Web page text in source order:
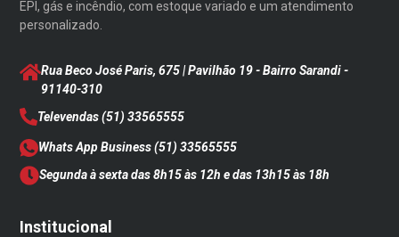
EPI, gás e incêndio, com estoque variado e um atendimento
personalizado.
Rua Beco José Paris, 675 | Pavilhão 19 - Bairro Sarandi-
91140-310
Televendas(51) 33565555
Whats App Business(51) 33565555
Segunda à sexta das 8h15 às 12h e das 13h15 às 18h
Institucional